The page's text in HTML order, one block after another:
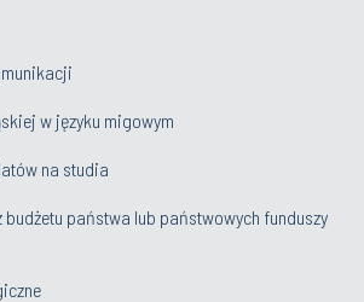
w języku migowym
na studia
budżetu państwa lub państwowych funduszy